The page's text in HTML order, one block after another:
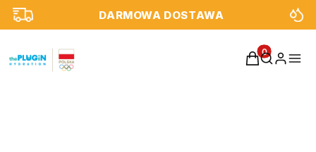
DARMOWA DOSTAWA
Produkty w